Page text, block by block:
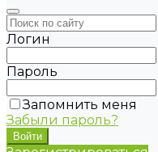
Логин
Пароль
Запомнить меня
Забыли пароль?